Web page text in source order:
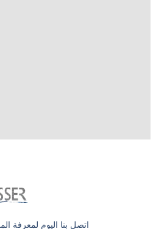
اتصل بنا اليوم لمعرفة